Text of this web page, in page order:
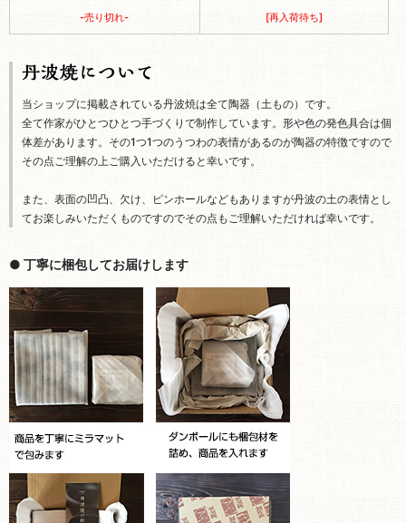
-売り切れ- [再入荷待ち]
当ショップに掲載されている丹波焼は全て陶器（土もの）です。
全て作家がひとつひとつ手づくりで制作しています。形や色の発色具合は個
体差があります。その1つ1つのうつわの表情があるのが陶器の特徴ですので
その点ご理解の上ご購入いただけると幸いです。
また、表面の凹凸、欠け、ピンホールなどもありますが丹波の土の表情とし
てお楽しみいただくものですのでその点もご理解いただければ幸いです。
● 丁寧に梱包してお届けします